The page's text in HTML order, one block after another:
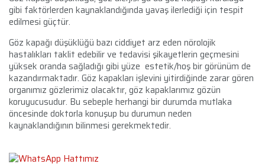
gibi faktörlerden kaynaklandığında yavaş ilerlediği için tespit
edilmesi güçtür.
Göz kapağı düşüklüğü bazı ciddiyet arz eden nörolojik
hastalıkları taklit edebilir ve tedavisi şikayetlerin geçmesini
yüksek oranda sağladığı gibi yüze estetik/hoş bir görünüm de
kazandırmaktadır. Göz kapakları işlevini yitirdiğinde zarar gören
organımız gözlerimiz olacaktır, göz kapaklarımız gözün
koruyucusudur. Bu sebeple herhangi bir durumda mutlaka
öncesinde doktorla konuşup bu durumun neden
kaynaklandığının bilinmesi gerekmektedir.